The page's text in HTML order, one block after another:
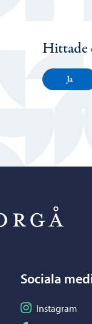
Hittade
Ja
Sociala
Följ på Instagram
Instagram